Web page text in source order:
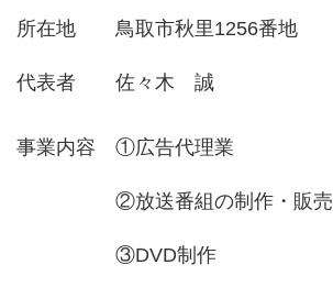
所在地 鳥取市秋里1256番地
代表者 佐々木 誠
事業内容 ①広告代理業
②放送番組の制作・販売
③DVD制作